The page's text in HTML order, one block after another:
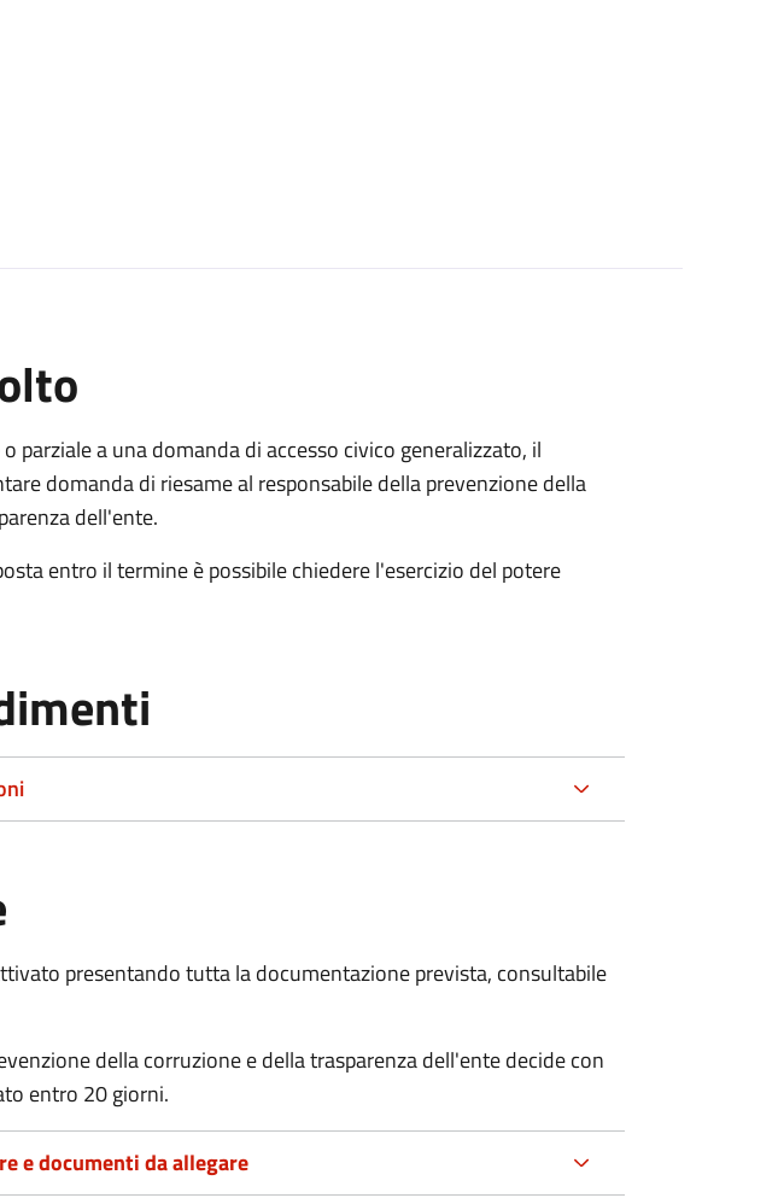
parziale a una domanda di accesso civico generalizzato, il
domanda di riesame al responsabile della prevenzione della
dell'ente.
entro il termine è possibile chiedere l'esercizio del potere
presentando tutta la documentazione prevista, consultabile
della corruzione e della trasparenza dell'ente decide con
entro 20 giorni.
e documenti da allegare